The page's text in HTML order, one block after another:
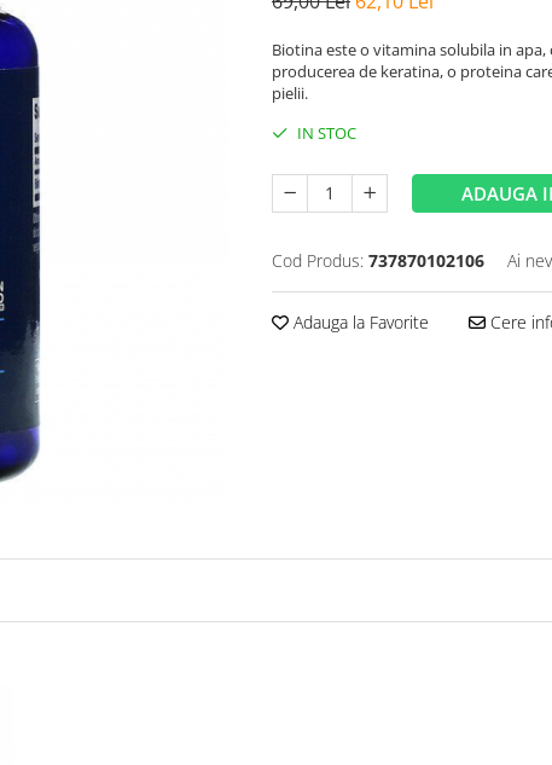
Biotina este o vitamina solubila in
producerea de keratina, o proteina
pielii.
IN STOC
ADAUGA
Cod Produs: 737870102106 Ai
Adauga la Favorite Cere